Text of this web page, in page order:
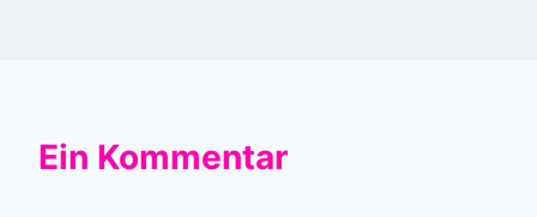
Ein Kommentar